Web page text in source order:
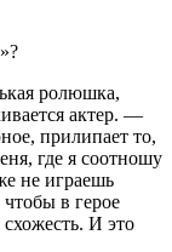
ролюшка,
актер. —
прилипает то,
где я соотношу
не играешь
в герое
И это